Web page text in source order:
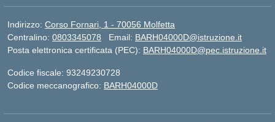
Indirizzo: Corso Fornari, 1 - 70056 Molfetta
Centralino: 0803345078 Email: BARH04000D@istruzione.it
Posta elettronica certificata (PEC): BARH04000D@pec.istruzione.it
Codice fiscale: 93249230728
Codice meccanografico: BARH04000D